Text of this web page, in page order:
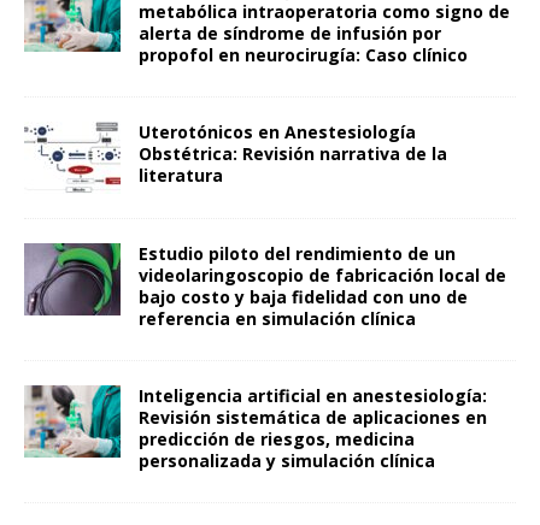
metabólica intraoperatoria como signo de
alerta de síndrome de infusión por
propofol en neurocirugía: Caso clínico
Uterotónicos en Anestesiología
Obstétrica: Revisión narrativa de la
literatura
Estudio piloto del rendimiento de un
videolaringoscopio de fabricación local de
bajo costo y baja fidelidad con uno de
referencia en simulación clínica
Inteligencia artificial en anestesiología:
Revisión sistemática de aplicaciones en
predicción de riesgos, medicina
personalizada y simulación clínica